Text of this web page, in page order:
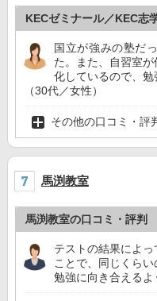
KECゼミナール／KEC志
国立が強みの塾だ
た。また、自習室
化しているので、勉
（30代／女性）
その他の口コミ・評
馬渕教室
馬渕教室の口コミ・評判
テストの結果によ
ことで、同じくら
勉強に向き合えるよ